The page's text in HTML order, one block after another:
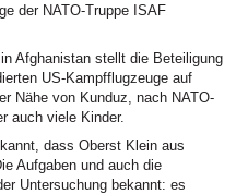
der NATO-Truppe ISAF
Afghanistan stellt die Beteiligung
US-Kampfflugzeuge auf
Nähe von Kunduz, nach NATO-
auch viele Kinder.
dass Oberst Klein aus
Aufgaben und auch die
Untersuchung bekannt: es